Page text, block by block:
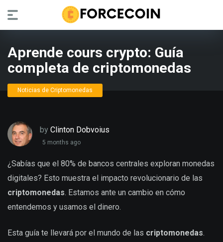
Aprende cours crypto: Guía
completa de criptomonedas
Noticias de Criptomonedas
by Clinton Dobvoius
5 months ago
¿Sabías que el 80% de bancos centrales exploran monedas
digitales? Esto muestra el impacto revolucionario de las
criptomonedas. Estamos ante un cambio en cómo
entendemos y usamos el dinero.
Esta guía te llevará por el mundo de las criptomonedas.